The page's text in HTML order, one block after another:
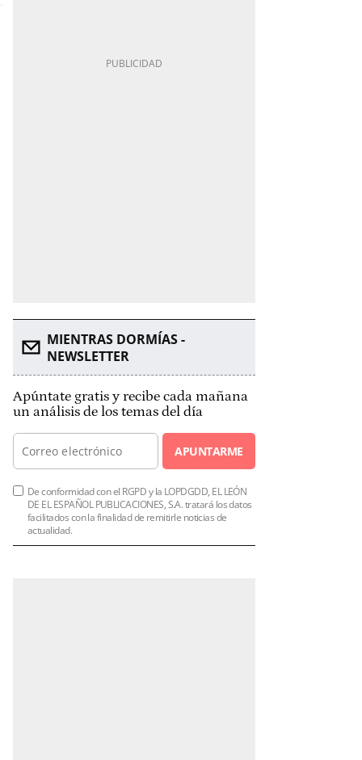
MIENTRAS DORMÍAS -
NEWSLETTER
Apúntate gratis y recibe cada mañana
un análisis de los temas del día
APUNTARME
De conformidad con el RGPD y la LOPDGDD, EL LEÓN
DE EL ESPAÑOL PUBLICACIONES, S.A. tratará los datos
facilitados con la finalidad de remitirle noticias de
actualidad.